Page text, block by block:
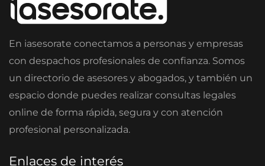
En iasesorate conectamos a personas y empresas
con despachos profesionales de confianza. Somos
un directorio de asesores y abogados, y también un
espacio donde puedes realizar consultas legales
online de forma rápida, segura y con atención
profesional personalizada.
Enlaces de interés